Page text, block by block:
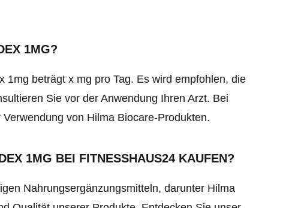
1MG?
beträgt x mg pro Tag. Es wird empfohlen, die
Sie vor der Anwendung Ihren Arzt. Bei
von Hilma Biocare-Produkten.
1MG BEI FITNESSHAUS24 KAUFEN?
Nahrungsergänzungsmitteln, darunter Hilma